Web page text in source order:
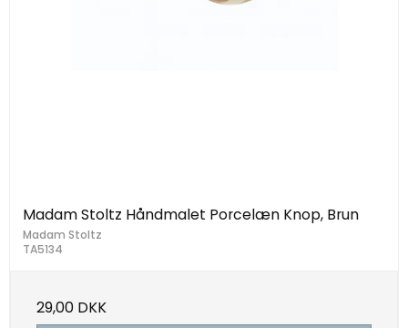
Madam Stoltz Håndmalet Porcelæn Knop, Brun
Madam Stoltz
TA5134
29,00 DKK